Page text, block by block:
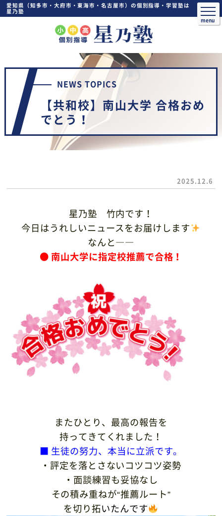
愛知県（知多市・大府市・東海市・名古屋市）の個別指導・学習塾は
星乃塾
NEWS TOPICS
【共和校】南山大学 合格おめ
でとう！
2025.12.6
星乃塾 竹内です！
今日はうれしいニュースをお届けします
なんと――
● 南山大学に指定校推薦で合格！
またひとり、最高の報告を
持ってきてくれました！
■ 生徒の努力、本当に立派です。
・評定を落とさないコツコツ姿勢
・面談練習も妥協なし
その積み重ねが“推薦ルート”
を切り拓いたんです